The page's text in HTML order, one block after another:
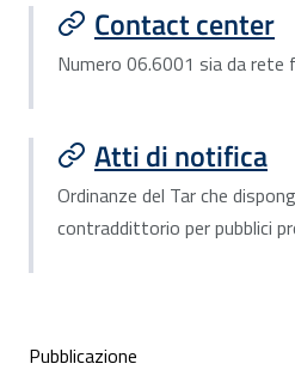
Contact center
Numero 06.6001 sia da rete
Atti di notifica
Ordinanze del Tar che
contraddittorio per pubblici
Condivisione social
Pubblicazione